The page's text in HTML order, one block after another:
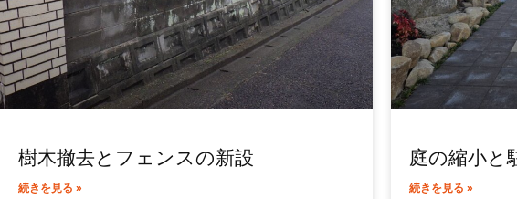
樹木撤去とフェンスの新設
続きを見る »
庭の縮小と
続きを見る »